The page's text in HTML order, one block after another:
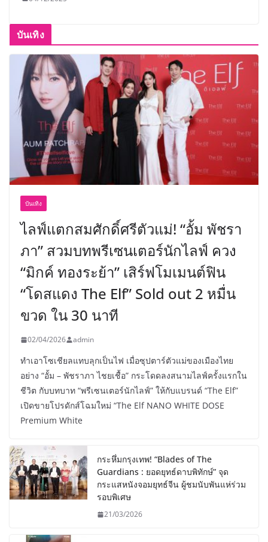
บันเทิง
บันเทิง
ไลฟ์แตกสมศักดิ์ศรีตัวแม่! “อั้ม พัชรา
ภา” สวมบทพรีเซนเตอร์นักไลฟ์ ควง
“มิกค์ ทองระย้า” เสิร์ฟโมเมนต์ฟิน
“โดสแดง The Elf” Sold out 2 หมื่น
ขวด ใน 30 นาที
02/04/2026 admin
ทำเอาโซเชียลแทบลุกเป็นไฟ เมื่อซุปตาร์ตัวแม่ของเมืองไทย
อย่าง “อั้ม – พัชราภา ไชยเชื้อ” กระโดดลงสนามไลฟ์ครั้งแรกใน
ชีวิต กับบทบาท “พรีเซนเตอร์นักไลฟ์” ให้กับแบรนด์ “The Elf”
เปิดขายโปรดักส์โฉมใหม่ “The Elf NANO WHITE DOSE
Premium White
กระหึ่มกรุงเทพ! “Blades of The
Guardians : ยอดยุทธ์ดาบพิทักษ์” จุด
กระแสหนังจอมยุทธ์จีน ผู้ชมนับพันแห่ร่วม
รอบพิเศษ
21/03/2026